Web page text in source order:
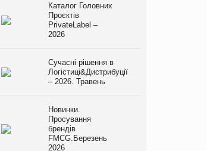
Каталог Головних
Проєктів
PrivateLabel –
2026
Сучасні рішення в
Логістиці&Дистрибуції
– 2026. Травень
Новинки.
Просування
брендів
FMCG.Березень
2026